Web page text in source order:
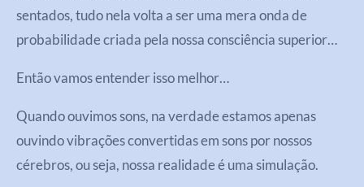
sentados, tudo nela volta a ser uma mera onda de
probabilidade criada pela nossa consciência superior…
Então vamos entender isso melhor…
Quando ouvimos sons, na verdade estamos apenas
ouvindo vibrações convertidas em sons por nossos
cérebros, ou seja, nossa realidade é uma simulação.